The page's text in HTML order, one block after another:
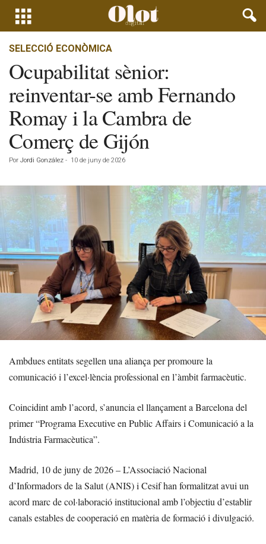
SELECCIÓ ECONÒMICA
Ocupabilitat sènior:
reinventar-se amb Fernando
Romay i la Cambra de
Comerç de Gijón
Por Jordi González - 10 de juny de 2026
Ambdues entitats segellen una aliança per promoure la
comunicació i l’excel·lència professional en l’àmbit farmacèutic.
Coincidint amb l’acord, s’anuncia el llançament a Barcelona del
primer “Programa Executive en Public Affairs i Comunicació a la
Indústria Farmacèutica”.
Madrid, 10 de juny de 2026 – L’Associació Nacional
d’Informadors de la Salut (ANIS) i Cesif han formalitzat avui un
acord marc de col·laboració institucional amb l’objectiu d’establir
canals estables de cooperació en matèria de formació i divulgació.